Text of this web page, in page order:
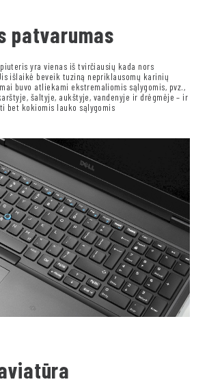
patvarumas
yra vienas iš tvirčiausių kada nors
išlaikė beveik tuziną nepriklausomų karinių
buvo atliekami ekstremaliomis sąlygomis, pvz.,
šaltyje, aukštyje, vandenyje ir drėgmėje – ir
bet kokiomis lauko sąlygomis